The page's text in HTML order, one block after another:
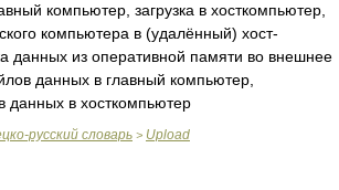
компьютер, загрузка в хосткомпьютер,
компьютера в (удалённый) хост-
данных из оперативной памяти во внешнее
данных в главный компьютер,
данных в хосткомпьютер
русский словарь > Upload